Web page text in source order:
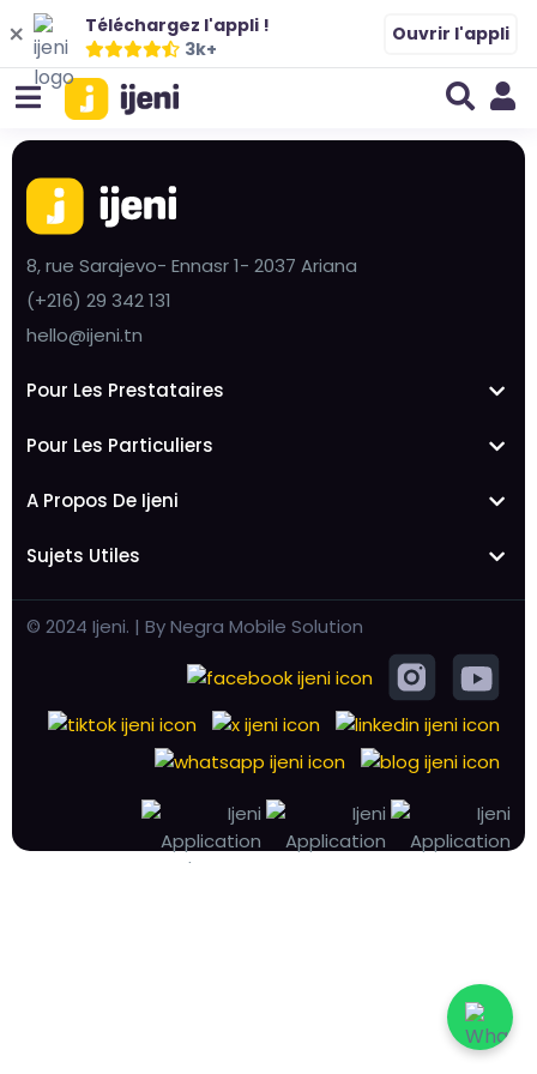
Téléchargez l'appli !
3k+
Ouvrir l'appli
8, rue Sarajevo- Ennasr 1- 2037 Ariana
(+216) 29 342 131
hello@ijeni.tn
Pour Les Prestataires
Pour Les Particuliers
A Propos De Ijeni
Sujets Utiles
© 2024 Ijeni. | By Negra Mobile Solution